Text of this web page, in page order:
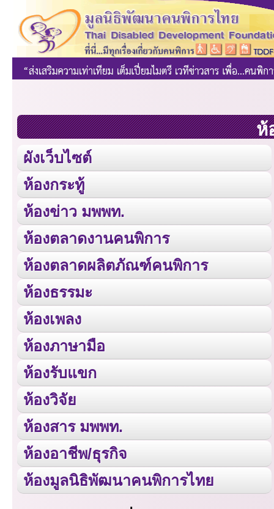
ห้
ผังเว็บไซต์
ห้องกระทู้
ห้องข่าว มพพท.
ห้องตลาดงานคนพิการ
ห้องตลาดผลิตภัณฑ์คนพิการ
ห้องธรรมะ
ห้องเพลง
ห้องภาษามือ
ห้องรับแขก
ห้องวิจัย
ห้องสาร มพพท.
ห้องอาชีพ/ธุรกิจ
ห้องมูลนิธิพัฒนาคนพิการไทย